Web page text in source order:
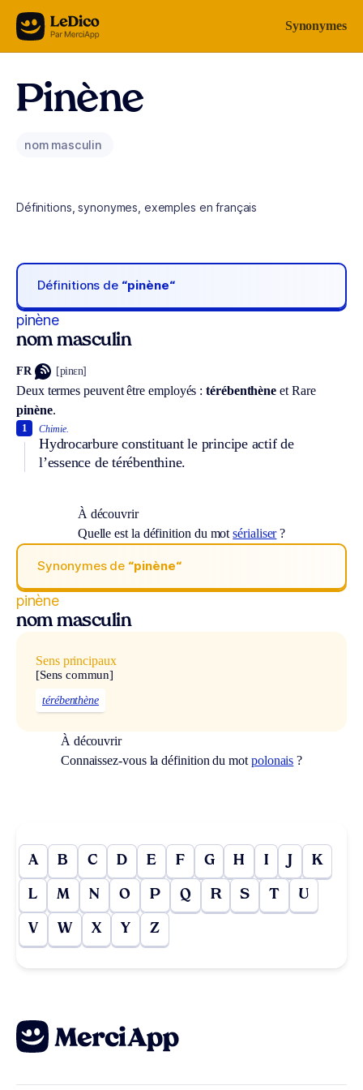
Aller au contenu Synonymes
Pinène
nom masculin
Définitions, synonymes, exemples en français
Définitions de “pinène“
pinène
nom masculin
FR [pinɛn]
Deux termes peuvent être employés :térébenthène et Rare
pinène.
Chimie.
Hydrocarbure constituant le principe actif de
l’essence de térébenthine.
1
À découvrir
Quelle est la définition du motsérialiser?
Synonymes de “pinène“
pinène
nom masculin
Sens principaux
[Sens commun]
térébenthène
À découvrir
Connaissez-vous la définition du mot polonais ?
A B C D E F G H I J K
L M N O P Q R S T U
V W X Y Z